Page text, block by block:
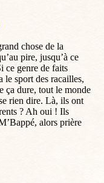
chose de la
pire, jusqu’à ce
ce genre de faits
le sport des racailles,
ça dure, tout le monde
rien dire. Là, ils ont
? Ah oui ! Ils
alors prière